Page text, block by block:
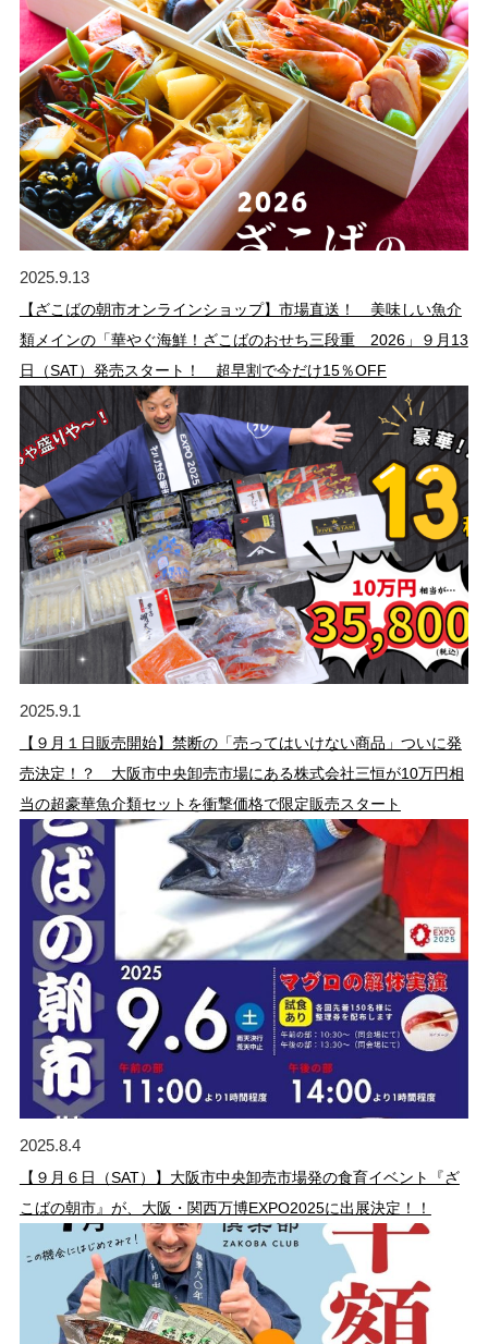
2025.9.13
【ざこばの朝市オンラインショップ】市場直送！ 美味しい魚介
類メインの「華やぐ海鮮！ざこばのおせち三段重 2026」９月13
日（SAT）発売スタート！ 超早割で今だけ15％OFF
2025.9.1
【９月１日販売開始】禁断の「売ってはいけない商品」ついに発
売決定！？ 大阪市中央卸売市場にある株式会社三恒が10万円相
当の超豪華魚介類セットを衝撃価格で限定販売スタート
2025.8.4
【９月６日（SAT）】大阪市中央卸売市場発の食育イベント『ざ
こばの朝市』が、大阪・関西万博EXPO2025に出展決定！！